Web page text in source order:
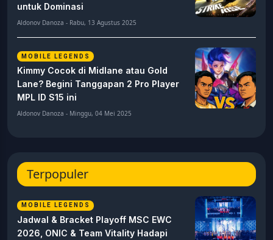
untuk Dominasi
Aldonov Danoza - Rabu, 13 Agustus 2025
MOBILE LEGENDS
Kimmy Cocok di Midlane atau Gold
Lane? Begini Tanggapan 2 Pro Player
MPL ID S15 ini
Aldonov Danoza - Minggu, 04 Mei 2025
Terpopuler
MOBILE LEGENDS
Jadwal & Bracket Playoff MSC EWC
2026, ONIC & Team Vitality Hadapi